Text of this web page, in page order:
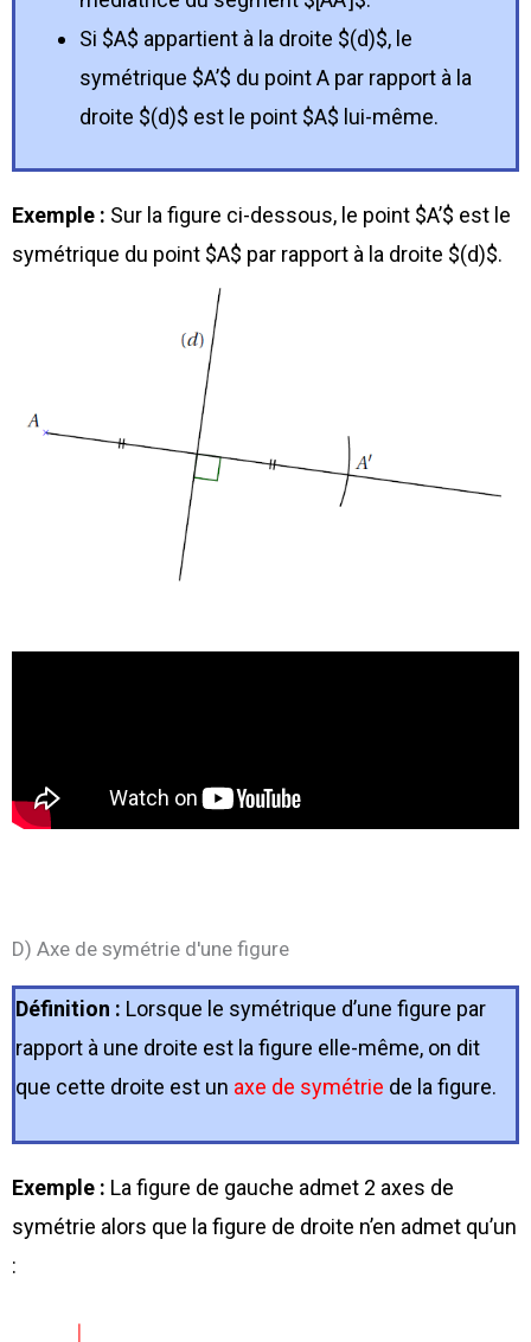
Si $A$ appartient à la droite $(d)$, le
symétrique $A’$ du point A par rapport à la
droite $(d)$ est le point $A$ lui-même.
Exemple : Sur la figure ci-dessous, le point $A’$ est le
symétrique du point $A$ par rapport à la droite $(d)$.
D) Axe de symétrie d'une figure
Définition : Lorsque le symétrique d’une figure par
rapport à une droite est la figure elle-même, on dit
que cette droite est un axe de symétrie de la figure.
Exemple : La figure de gauche admet 2 axes de
symétrie alors que la figure de droite n’en admet qu’un
: